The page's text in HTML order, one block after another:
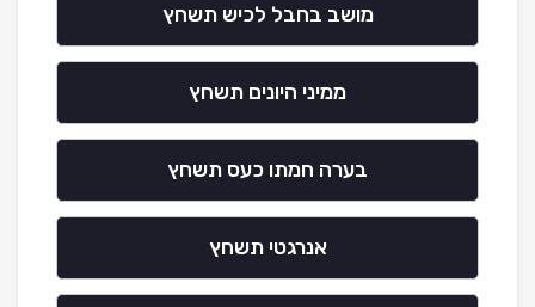
מושב בחבל לכיש תשחץ
ממיני היונים תשחץ
בערה חמתו כעס תשחץ
אנרגטי תשחץ